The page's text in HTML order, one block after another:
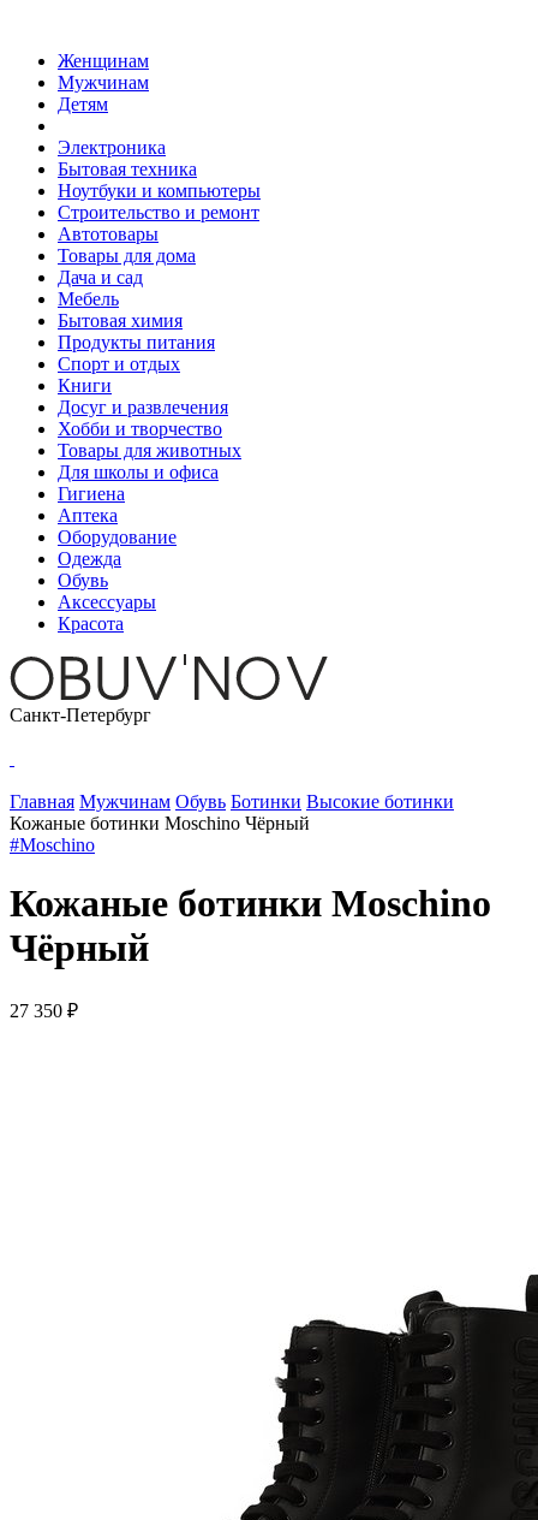
Женщинам
Мужчинам
Детям
Электроника
Бытовая техника
Ноутбуки и компьютеры
Строительство и ремонт
Автотовары
Товары для дома
Дача и сад
Мебель
Бытовая химия
Продукты питания
Спорт и отдых
Книги
Досуг и развлечения
Хобби и творчество
Товары для животных
Для школы и офиса
Гигиена
Аптека
Оборудование
Одежда
Обувь
Аксессуары
Красота
Санкт-Петербург
Главная Мужчинам Обувь Ботинки Высокие ботинки
Кожаные ботинки Moschino Чёрный
#Moschino
Кожаные ботинки Moschino
Чёрный
27 350 ₽